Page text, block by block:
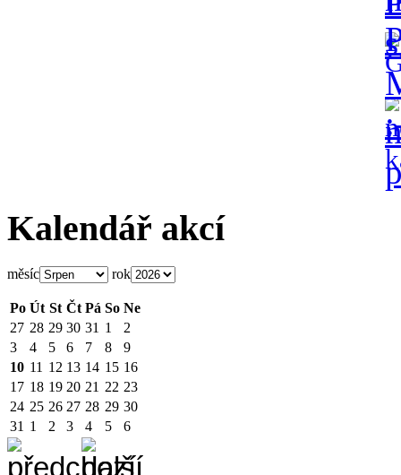
Kalendář akcí
měsíc rok
Po Út St Čt Pá So Ne
27 28 29 30 31 1
2
3
4 5 6 7 8
9
10 11 12 13 14 15 16
17 18 19 20 21 22 23
24 25 26 27 28 29 30
31 1 2 3 4 5 6